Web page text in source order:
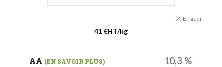
Effacer
41 €HT/kg
AA (EN SAVOIR PLUS) 10,3 %